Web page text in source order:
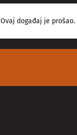
Ovaj događaj je prošao.